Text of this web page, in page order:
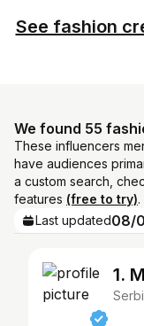
See fashion
We found 55
These influencers
have audiences
a custom search,
features (free to try).
Last updated08/
1.